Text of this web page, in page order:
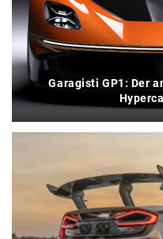
Garagisti GP1: Der